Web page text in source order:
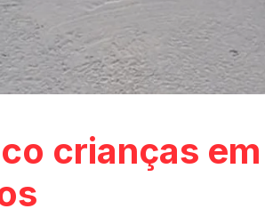
crianças em